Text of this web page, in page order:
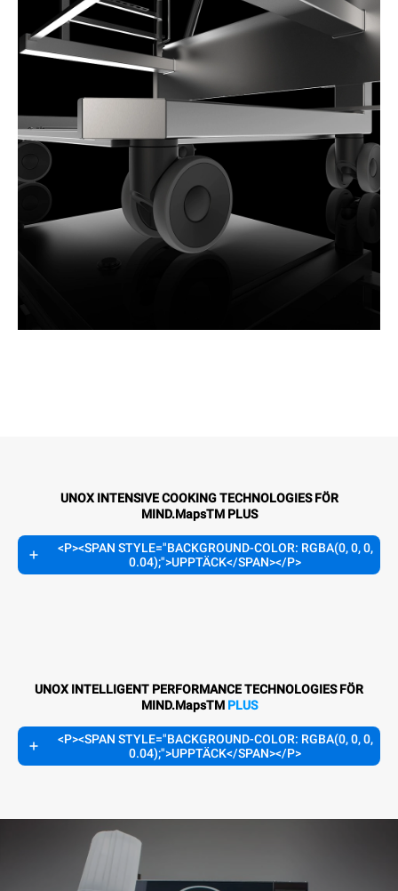
UNOX INTENSIVE COOKING TECHNOLOGIES FÖR
MIND.MapsTM PLUS
<P><SPAN STYLE="BACKGROUND-COLOR: RGBA(0, 0, 0,
0.04);">UPPTÄCK</SPAN></P>
UNOX INTELLIGENT PERFORMANCE TECHNOLOGIES FÖR
MIND.MapsTM PLUS
<P><SPAN STYLE="BACKGROUND-COLOR: RGBA(0, 0, 0,
0.04);">UPPTÄCK</SPAN></P>